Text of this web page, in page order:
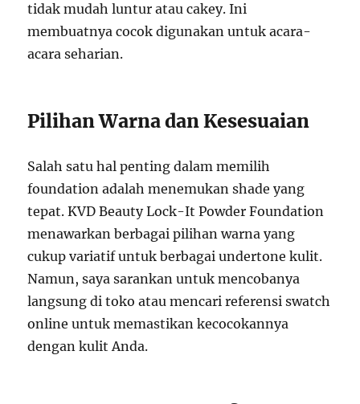
tidak mudah luntur atau cakey. Ini
membuatnya cocok digunakan untuk acara-
acara seharian.
Pilihan Warna dan Kesesuaian
Salah satu hal penting dalam memilih
foundation adalah menemukan shade yang
tepat. KVD Beauty Lock-It Powder Foundation
menawarkan berbagai pilihan warna yang
cukup variatif untuk berbagai undertone kulit.
Namun, saya sarankan untuk mencobanya
langsung di toko atau mencari referensi swatch
online untuk memastikan kecocokannya
dengan kulit Anda.